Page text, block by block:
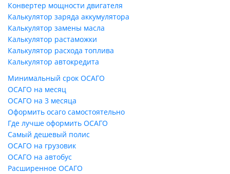
Конвертер мощности двигателя
Калькулятор заряда аккумулятора
Калькулятор замены масла
Калькулятор растаможки
Калькулятор расхода топлива
Калькулятор автокредита
Минимальный срок ОСАГО
ОСАГО на месяц
ОСАГО на 3 месяца
Оформить осаго самостоятельно
Где лучше оформить ОСАГО
Самый дешевый полис
ОСАГО на грузовик
ОСАГО на автобус
Расширенное ОСАГО